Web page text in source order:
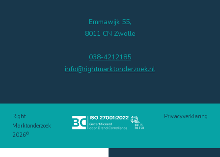
Emmawijk 55,
8011 CN Zwolle
038-4212185
info@rightmarktonderzoek.nl
Right
Marktonderzoek
2026©
Privacyverklaring